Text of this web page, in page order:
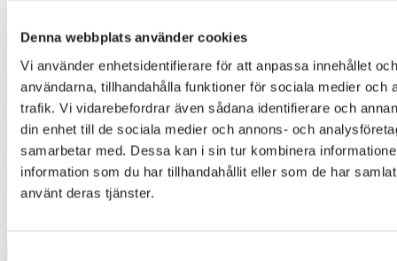
Denna webbplats använder cookies
Vi använder enhetsidentifierare för att anpassa innehållet
användarna, tillhandahålla funktioner för sociala medier och
trafik. Vi vidarebefordrar även sådana identifierare och
din enhet till de sociala medier och annons- och
samarbetar med. Dessa kan i sin tur kombinera
information som du har tillhandahållit eller som de har
använt deras tjänster.
4331
4415
4422
4432